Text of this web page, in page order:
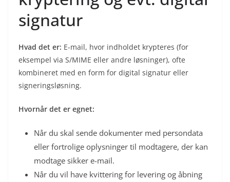
signatur
Hvad det er: E-mail, hvor indholdet krypteres (for
eksempel via S/MIME eller andre løsninger), ofte
kombineret med en form for digital signatur eller
signeringsløsning.
Hvornår det er egnet:
Når du skal sende dokumenter med persondata
eller fortrolige oplysninger til modtagere, der kan
modtage sikker e-mail.
Når du vil have kvittering for levering og åbning